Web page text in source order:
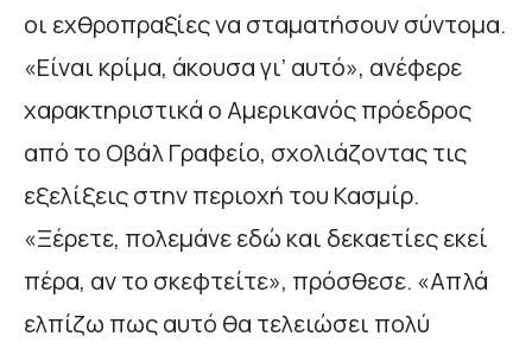
οι εχθροπραξίες να σταματήσουν σύντομα.
«Είναι κρίμα, άκουσα γι’ αυτό», ανέφερε
χαρακτηριστικά ο Αμερικανός πρόεδρος
από το Οβάλ Γραφείο, σχολιάζοντας τις
εξελίξεις στην περιοχή του Κασμίρ.
«Ξέρετε, πολεμάνε εδώ και δεκαετίες εκεί
πέρα, αν το σκεφτείτε», πρόσθεσε. «Απλά
ελπίζω πως αυτό θα τελειώσει πολύ